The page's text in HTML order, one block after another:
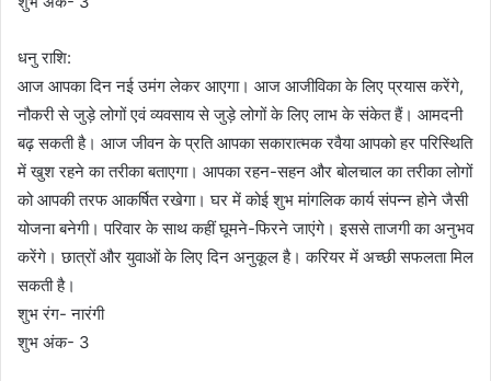
धनु राशि:
आज आपका दिन नई उमंग लेकर आएगा। आज आजीविका के लिए प्रयास करेंगे,
नौकरी से जुड़े लोगों एवं व्यवसाय से जुड़े लोगों के लिए लाभ के संकेत हैं। आमदनी
बढ़ सकती है। आज जीवन के प्रति आपका सकारात्मक रवैया आपको हर परिस्थिति
में खुश रहने का तरीका बताएगा। आपका रहन-सहन और बोलचाल का तरीका लोगों
को आपकी तरफ आकर्षित रखेगा। घर में कोई शुभ मांगलिक कार्य संपन्न होने जैसी
योजना बनेगी। परिवार के साथ कहीं घूमने-फिरने जाएंगे। इससे ताजगी का अनुभव
करेंगे। छात्रों और युवाओं के लिए दिन अनुकूल है। करियर में अच्छी सफलता मिल
सकती है।
शुभ रंग- नारंगी
शुभ अंक- 3